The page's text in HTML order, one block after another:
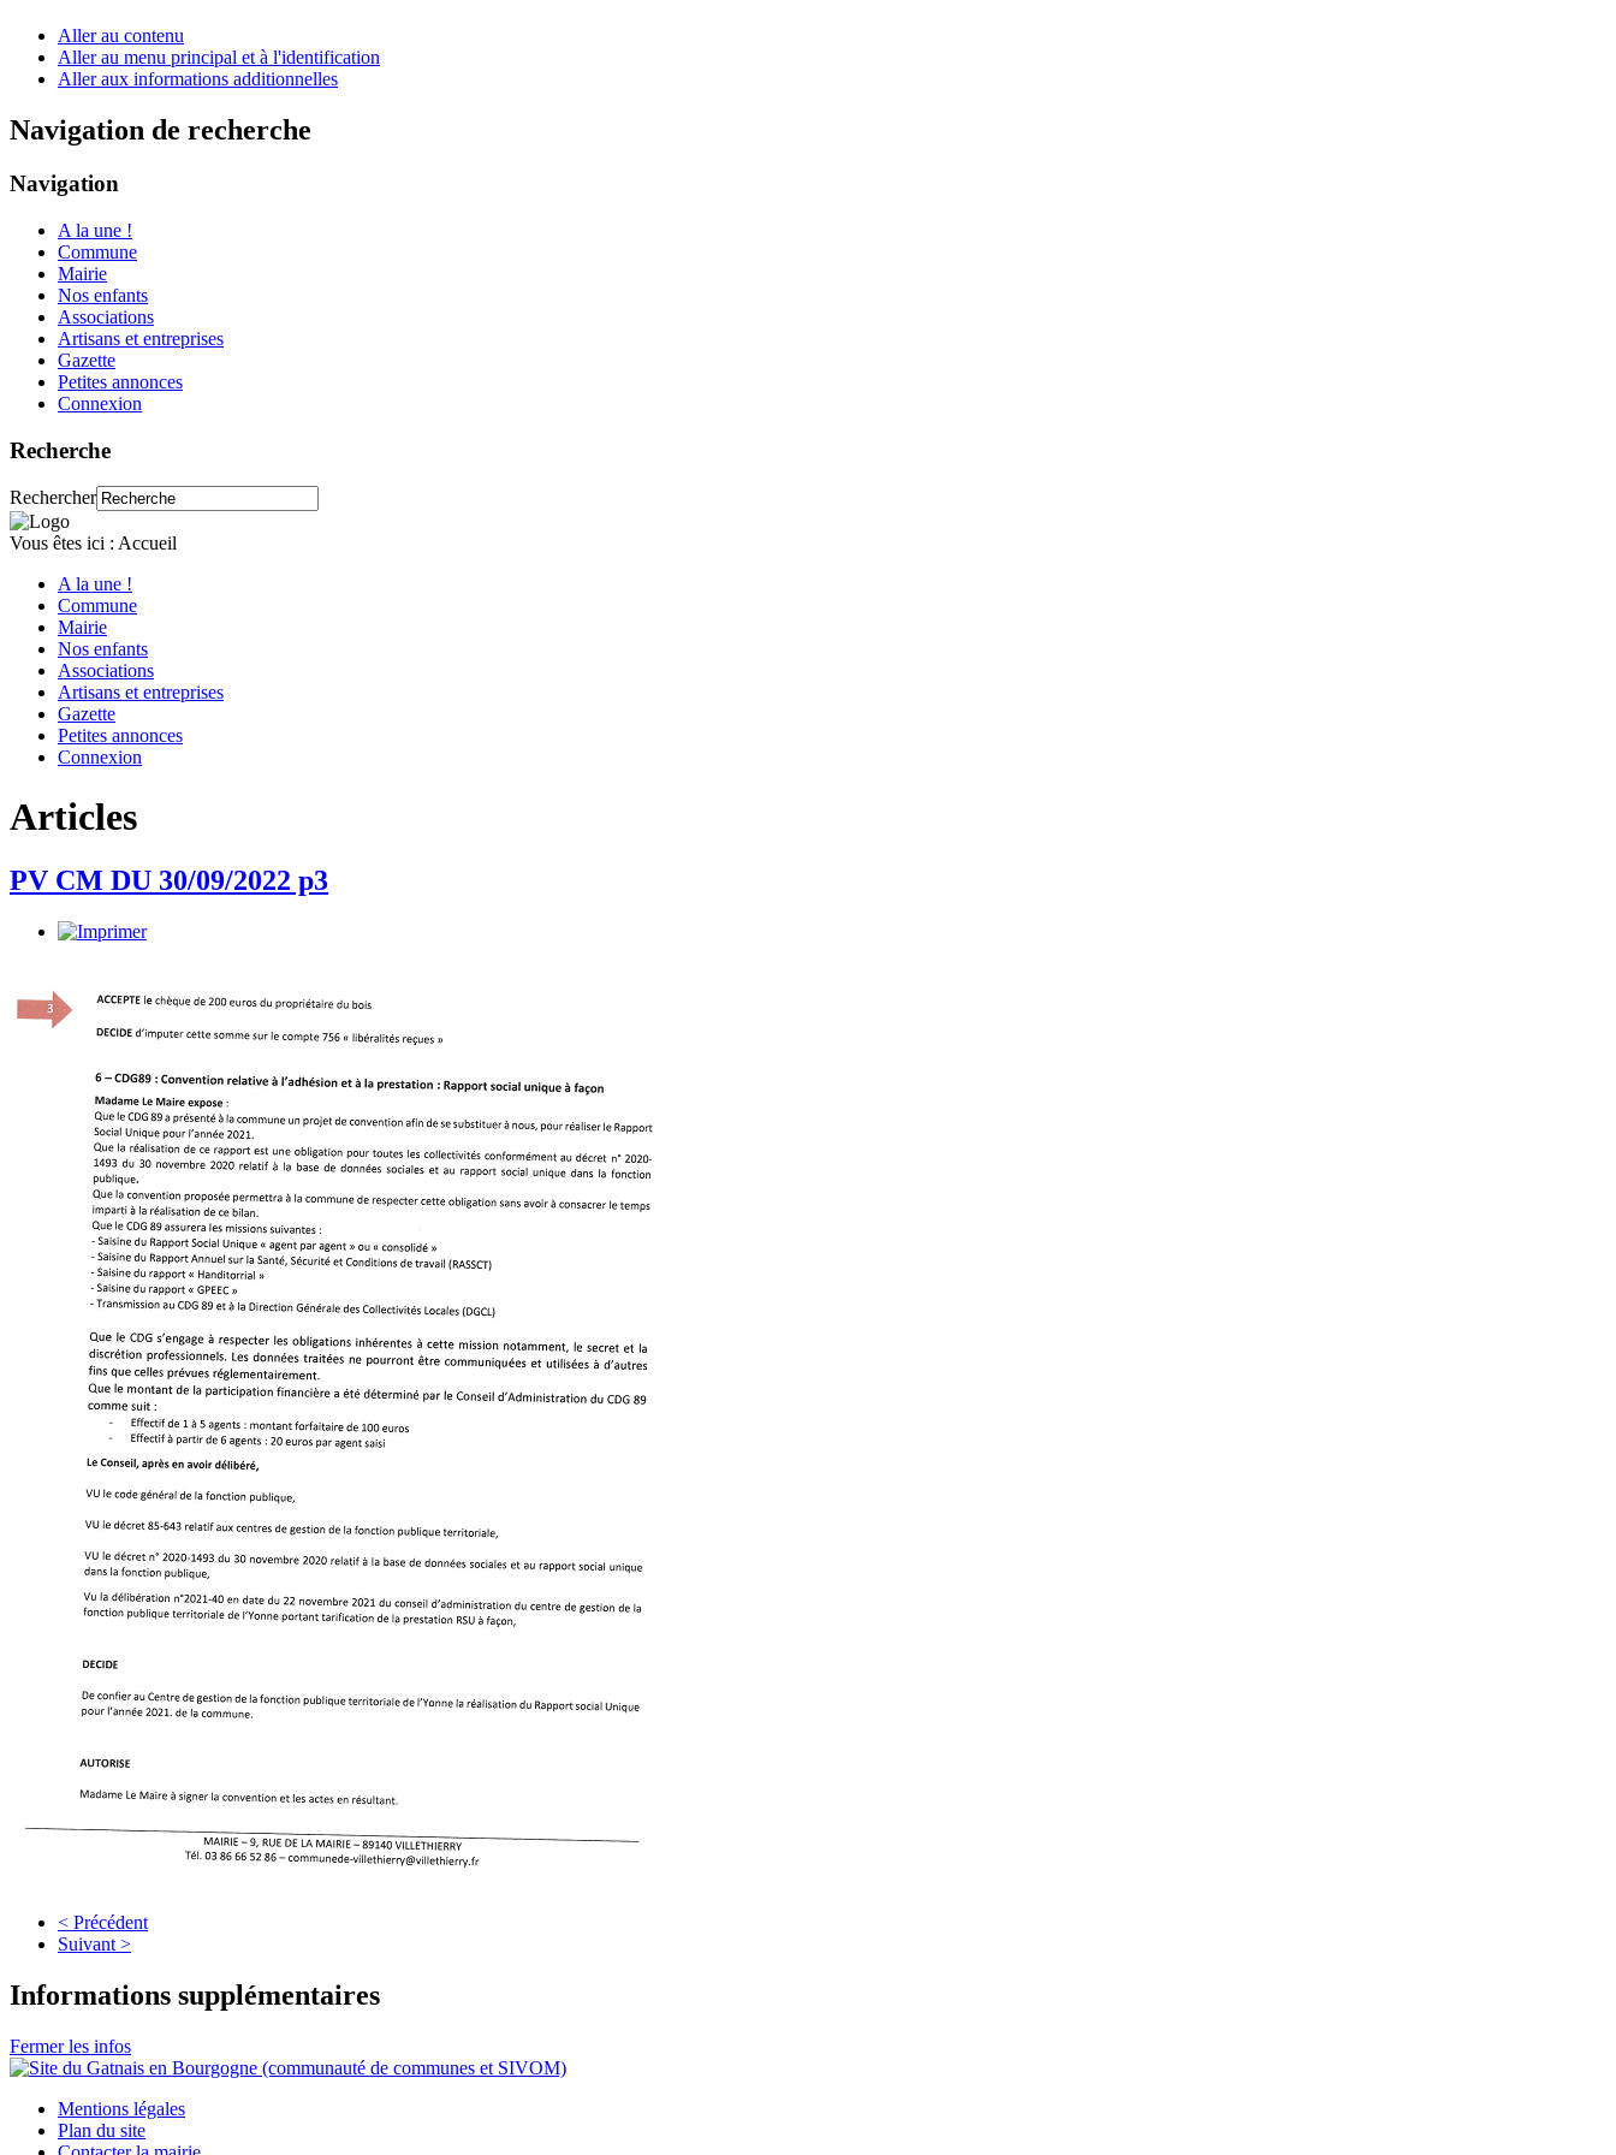
Aller au contenu
Aller au menu principal et à l'identification
Aller aux informations additionnelles
Navigation de recherche
Navigation
A la une !
Commune
Mairie
Nos enfants
Associations
Artisans et entreprises
Gazette
Petites annonces
Connexion
Recherche
Rechercher
Vous êtes ici : Accueil
A la une !
Commune
Mairie
Nos enfants
Associations
Artisans et entreprises
Gazette
Petites annonces
Connexion
Articles
PV CM DU 30/09/2022 p3
< Précédent
Suivant >
Informations supplémentaires
Fermer les infos
Mentions légales
Plan du site